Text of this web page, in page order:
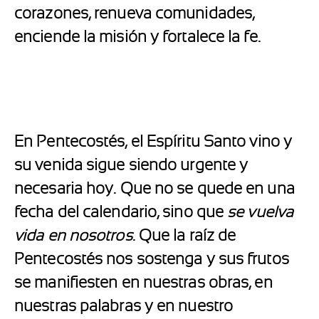
corazones, renueva comunidades,
enciende la misión y fortalece la fe.
En Pentecostés, el Espíritu Santo vino y
su venida sigue siendo urgente y
necesaria hoy. Que no se quede en una
fecha del calendario, sino que se vuelva
vida en nosotros. Que la raíz de
Pentecostés nos sostenga y sus frutos
se manifiesten en nuestras obras, en
nuestras palabras y en nuestro